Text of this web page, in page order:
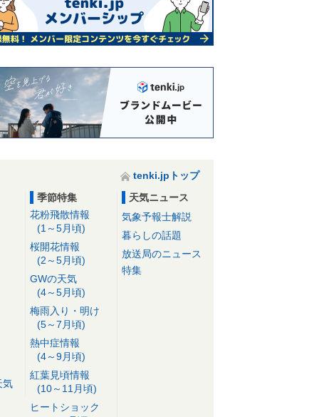
tenki.jpトップ
気
季節特集
花粉飛散情報
(1～5月頃)
桜開花情報
(2～5月頃)
GWの天気
(4～5月頃)
梅雨入り・明け
(5～7月頃)
熱中症情報
(4～9月頃)
紅葉見頃情報
(10～11月頃)
ヒートショック
天気ニュース
気象予報士解説
暮らしの話題
放送局のニュース
特集